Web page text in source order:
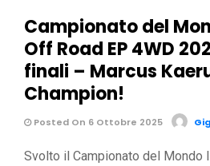
Campionato del
Off Road EP 4WD
finali – Marcus
Champion!
Posted On 6 Ottobre 2025
Svolto il Campionato del Mondo